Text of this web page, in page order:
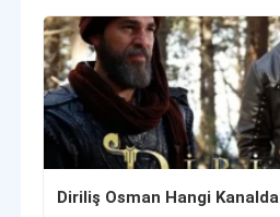
Diriliş Osman Hangi